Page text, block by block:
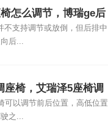
怎么调节，博瑞ge后
不支持调节或放倒，但后排中
后...
座椅，艾瑞泽5座椅调
可以调节前后位置，高低位置
之...